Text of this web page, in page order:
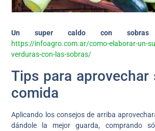
Un super caldo con sobras
https://infoagro.com.ar/como-elaborar-un-
verduras-con-las-sobras/
Tips para aprovechar
comida
Aplicando los consejos de arriba
dándole la mejor guarda, comprando